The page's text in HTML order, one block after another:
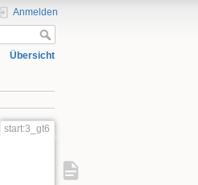
Anmelden
Übersicht
start:3_gt6